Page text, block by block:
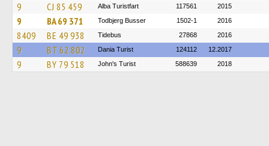
9 CJ 85 459 Alba Turistfart 117561 2015
9 BA 69 371 Todbjerg Busser 1502-1 2016
8409 BE 49 938 Tidebus 27868 2016
9 BT 62 802 Dania Turist 124112 12.2017
9 BY 79 518 John's Turist 588639 2018